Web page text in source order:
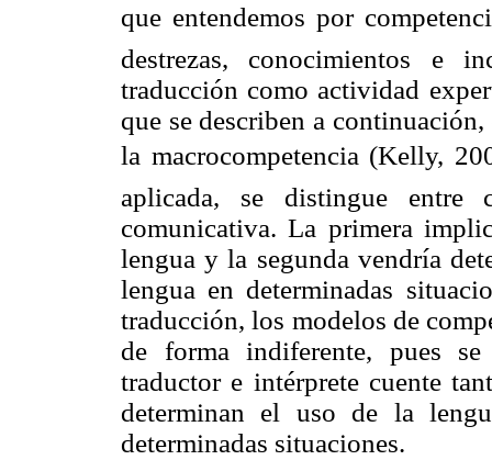
que entendemos por
destrezas, conocimientos e
traducción como actividad
que se describen a
la macrocompetencia (Kelly,
aplicada, se distingue entre
comunicativa. La primera
lengua y la segunda vendría
lengua en determinadas
traducción, los modelos de
de forma indiferente, pues
traductor e intérprete cuente
determinan el uso de la
determinadas situaciones.